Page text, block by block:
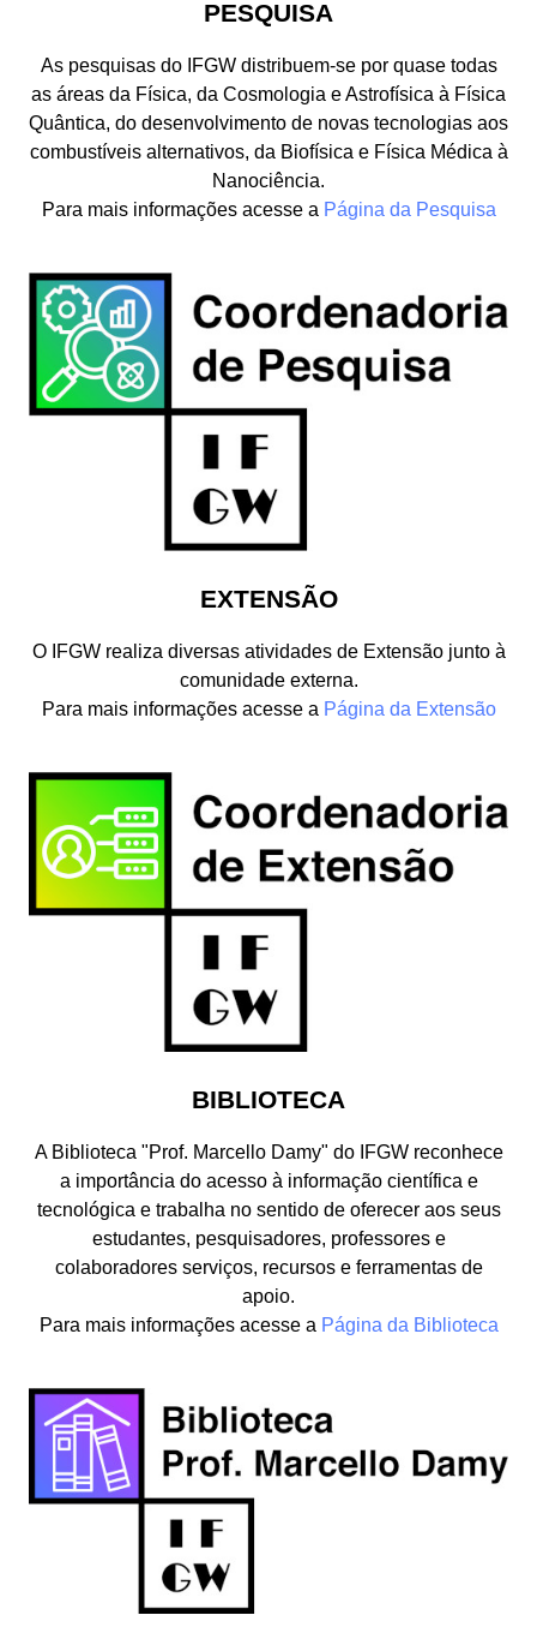
PESQUISA
As pesquisas do IFGW distribuem-se por quase todas
as áreas da Física, da Cosmologia e Astrofísica à Física
Quântica, do desenvolvimento de novas tecnologias aos
combustíveis alternativos, da Biofísica e Física Médica à
Nanociência.
Para mais informações acesse a Página da Pesquisa
EXTENSÃO
O IFGW realiza diversas atividades de Extensão junto à
comunidade externa.
Para mais informações acesse a Página da Extensão
BIBLIOTECA
A Biblioteca "Prof. Marcello Damy" do IFGW reconhece
a importância do acesso à informação científica e
tecnológica e trabalha no sentido de oferecer aos seus
estudantes, pesquisadores, professores e
colaboradores serviços, recursos e ferramentas de
apoio.
Para mais informações acesse a Página da Biblioteca